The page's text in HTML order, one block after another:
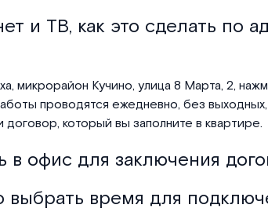
и ТВ, как это сделать по
микрорайон Кучино, улица 8 Марта, 2,
проводятся ежедневно, без
который вы заполните в квартире.
в офис для заключения
выбрать время для